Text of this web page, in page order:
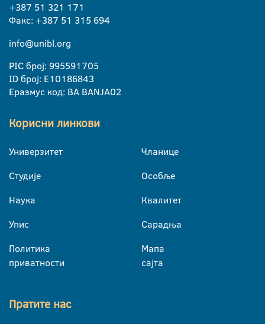
+387 51 321 171
Факс: +387 51 315 694
info@unibl.org
PIC број: 995591705
ID број: E10186843
Еразмус код: BA BANJA02
Корисни линкови
Универзитет
Студије
Наука
Упис
Политика
приватности
Чланице
Особље
Квалитет
Сарадња
Мапа
сајта
Пратите нас